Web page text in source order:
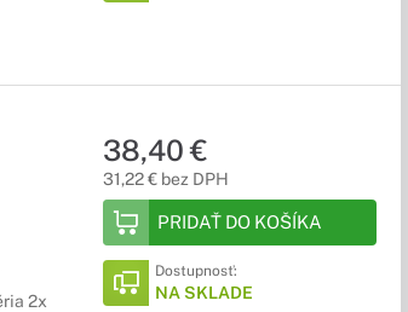
2x
38,40 €
31,22 € bez DPH
PRIDAŤ DO KOŠÍKA
Dostupnosť:
NA SKLADE